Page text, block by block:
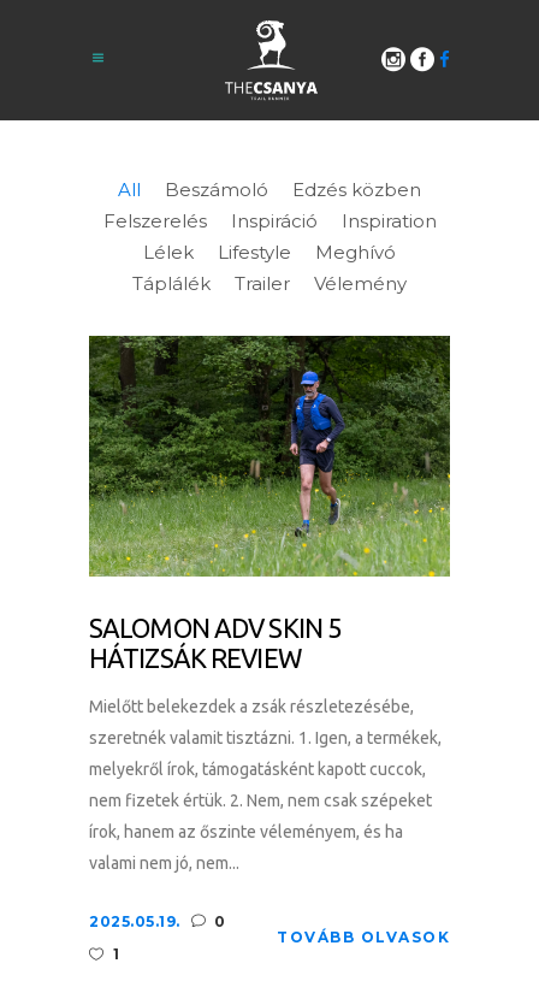
All Beszámoló
Edzés közben
Felszerelés
Inspiráció
Inspiration
Lélek
Lifestyle
Meghívó
Táplálék
Trailer Vélemény
SALOMON ADV SKIN 5
HÁTIZSÁK REVIEW
Mielőtt belekezdek a zsák részletezésébe,
szeretnék valamit tisztázni. 1. Igen, a termékek,
melyekről írok, támogatásként kapott cuccok,
nem fizetek értük. 2. Nem, nem csak szépeket
írok, hanem az őszinte véleményem, és ha
valami nem jó, nem...
2025.05.19.
0
1
TOVÁBB OLVASOK